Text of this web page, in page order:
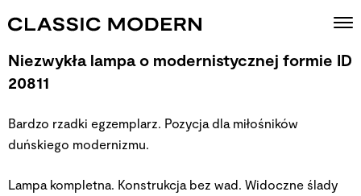
Niezwykła lampa o modernistycznej formie ID
20811
Bardzo rzadki egzemplarz. Pozycja dla miłośników
duńskiego modernizmu.
Lampa kompletna. Konstrukcja bez wad. Widoczne ślady